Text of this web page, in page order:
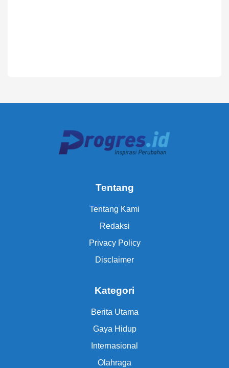
Tentang
Tentang Kami
Redaksi
Privacy Policy
Disclaimer
Kategori
Berita Utama
Gaya Hidup
Internasional
Olahraga